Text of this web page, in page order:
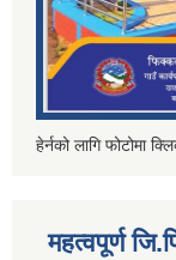
हेर्नको लागि फोटोमा
महत्वपूर्ण